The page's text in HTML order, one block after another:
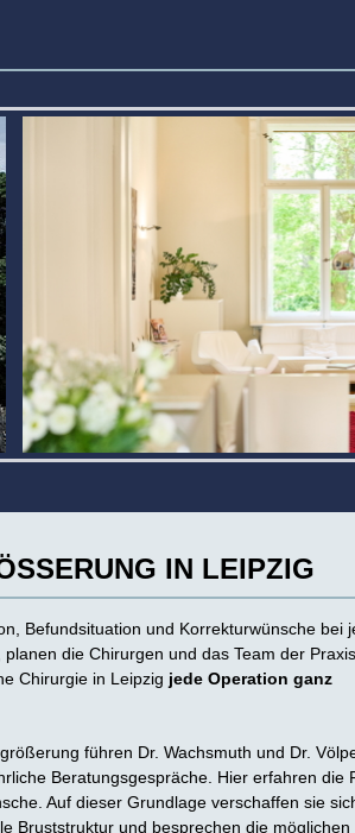
IN LEIPZIG
Befundsituation und Korrekturwünsche bei
die Chirurgen und das Team der
Chirurgie in Leipzig jede Operation ganz
führen Dr. Wachsmuth und Dr.
Beratungsgespräche. Hier erfahren die
Auf dieser Grundlage verschaffen sie
Bruststruktur und besprechen die möglichen